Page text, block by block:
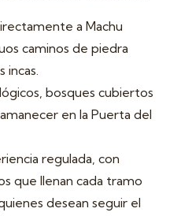
a Machu
caminos de piedra
incas.
bosques cubiertos
en la Puerta del
regulada, con
que llenan cada tramo
desean seguir el